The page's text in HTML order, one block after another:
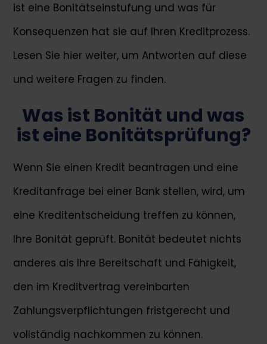
ist eine Bonitätseinstufung und was für
Konsequenzen hat sie auf Ihren Kreditprozess.
Lesen Sie hier weiter, um Antworten auf diese
und weitere Fragen zu finden.
Was ist Bonität und was
ist eine Bonitätsprüfung?
Wenn Sie einen Kredit beantragen und eine
Kreditanfrage bei einer Bank stellen, wird, um
eine Kreditentscheidung treffen zu können,
Ihre Bonität geprüft. Bonität bedeutet nichts
anderes als Ihre Bereitschaft und Fähigkeit,
den im Kreditvertrag vereinbarten
Zahlungsverpflichtungen fristgerecht und
vollständig nachkommen zu können.